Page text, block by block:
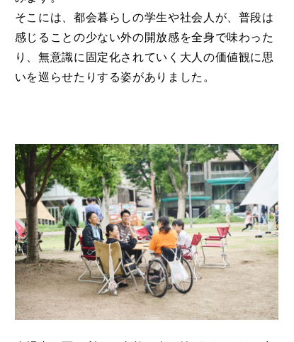
そこには、都会暮らしの学生や社会人が、普段は
感じることの少ない外の開放感を全身で味わった
り、無意識に固定化されていく大人の価値観に思
いを巡らせたりする姿がありました。